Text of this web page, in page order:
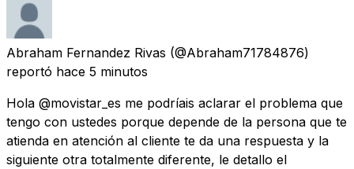
Abraham Fernandez Rivas (@Abraham71784876)
reportó hace 5 minutos
Hola @movistar_es me podríais aclarar el problema que
tengo con ustedes porque depende de la persona que te
atienda en atención al cliente te da una respuesta y la
siguiente otra totalmente diferente, le detallo el